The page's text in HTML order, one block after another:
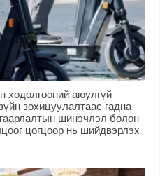
аюулгүй
зохицуулалтаас гадна
шинэчлэл болон
цогцоор нь шийдвэрлэх